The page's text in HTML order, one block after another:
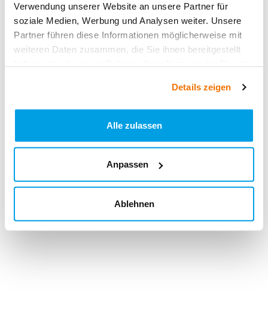
Verwendung unserer Website an unsere Partner für
soziale Medien, Werbung und Analysen weiter. Unsere
Partner führen diese Informationen möglicherweise mit
weiteren Daten zusammen, die Sie ihnen bereitgestellt
Details zeigen
Alle zulassen
Anpassen
Ablehnen